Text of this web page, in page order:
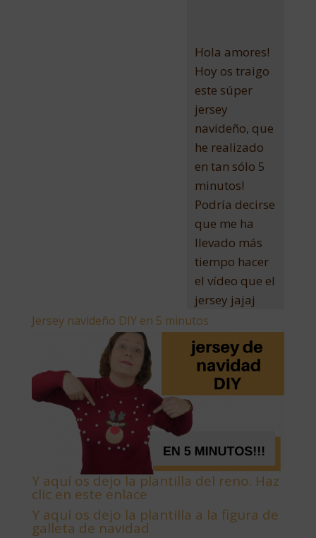
Hola amores!
Hoy os traigo
este súper
jersey
navideño, que
he realizado
en tan sólo 5
minutos!
Podría decirse
que me ha
llevado más
tiempo hacer
el vídeo que el
jersey jajaj
Jersey navideño DIY en 5 minutos
Y aquí os dejo la plantilla del reno. Haz
clic en este enlace
Y aquí os dejo la plantilla a la figura de
galleta de navidad